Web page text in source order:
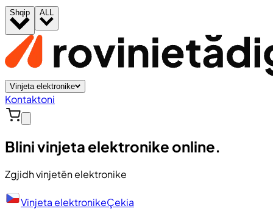
Shqip ALL
Vinjeta elektronike
Kontaktoni
Blini vinjeta elektronike online.
Zgjidh vinjetën elektronike
Vinjeta elektronikeÇekia